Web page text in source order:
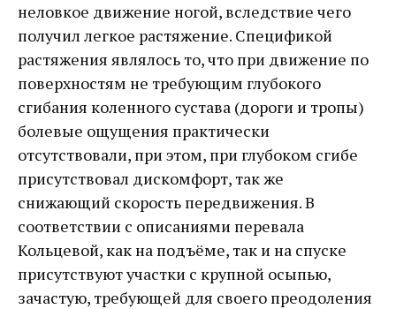
неловкое движение ногой, вследствие чего
получил легкое растяжение. Спецификой
растяжения являлось то, что при движение по
поверхностям не требующим глубокого
сгибания коленного сустава (дороги и тропы)
болевые ощущения практически
отсутствовали, при этом, при глубоком сгибе
присутствовал дискомфорт, так же
снижающий скорость передвижения. В
соответствии с описаниями перевала
Кольцевой, как на подъёме, так и на спуске
присутствуют участки с крупной осыпью,
зачастую, требующей для своего преодоления